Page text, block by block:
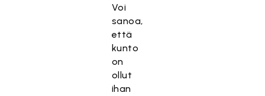
Voi
sanoa,
että
kunto
on
ollut
ihan